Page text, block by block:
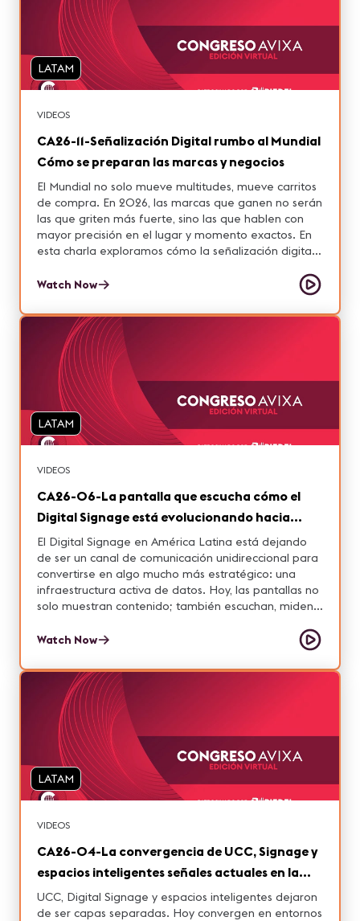
activaciones de marca inmersivas se han convertido
en una estrategia clave del marketing actual, y como
puedes diseñar este tipo de experiencias para tus
consumidores.
LATAM
VIDEOS
CA26-11-Señalización Digital rumbo al Mundial
Cómo se preparan las marcas y negocios
El Mundial no solo mueve multitudes, mueve carritos
de compra. En 2026, las marcas que ganen no serán
las que griten más fuerte, sino las que hablen con
mayor precisión en el lugar y momento exactos. En
esta charla exploramos cómo la señalización digital,
convierte en el canal estratégico de la temporada:
pantallas contextuales, audiencias basadas en datos
e inteligencia artificial que define qué se muestra, a
quién y cuándo. Analizaremos cómo retailers y
marcas están preparando sus espacios y utilizando la
señalización digital como un canal activo de
comunicación y monetización en el punto de venta.
Porque el Mundial es una oportunidad para
evolucionar: pasar del impacto masivo a una
conexión relevante y medible. La señalización digital
ya no es decoración de tienda. Es infraestructura de
Watch Now
LATAM
VIDEOS
CA26-06-La pantalla que escucha cómo el
Digital Signage está evolucionando hacia
infraestructura de dato en LATAM
El Digital Signage en América Latina está dejando
de ser un canal de comunicación unidireccional para
convertirse en algo mucho más estratégico: una
infraestructura activa de datos. Hoy, las pantallas no
solo muestran contenido; también escuchan, miden y
tiempo real. Esta sesión explora cómo las redes de
ecosistemas inteligentes que integran audience
analytics, sensores, contenido programático y toma
de decisiones automatizada, transformando la
manera en que marcas, integradores y operadores
diseñan y gestionan sus espacios. A través de una
conversación basada en la experiencia del mercado
latinoamericano, se analizará qué implica esta
evolución desde una perspectiva técnica, operativa y
de negocio. Se abordarán temas como el valor del
TI, la escalabilidad de las redes y los nuevos modelos
de monetización y eficiencia que surgen a partir de
Watch Now
LATAM
VIDEOS
CA26-04-La convergencia de UCC, Signage y
espacios inteligentes señales actuales en la
experiencia del espacio de trabajo digital
UCC, Digital Signage y espacios inteligentes dejaron
de ser capas separadas. Hoy convergen en entornos